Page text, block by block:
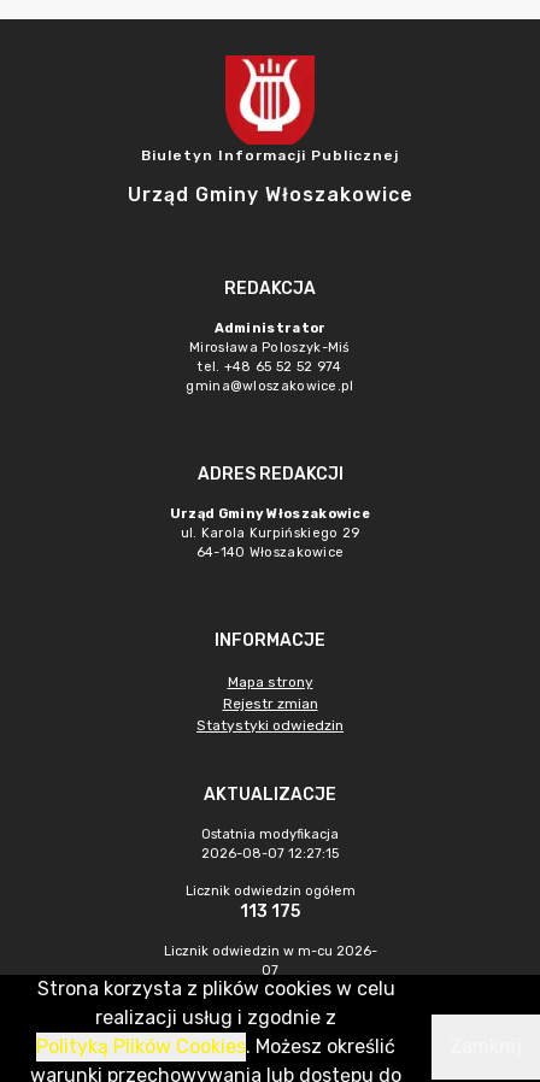
Biuletyn Informacji Publicznej
Urząd Gminy Włoszakowice
REDAKCJA
Administrator
Mirosława Poloszyk-Miś
tel. +48 65 52 52 974
gmina@wloszakowice.pl
ADRES REDAKCJI
Urząd Gminy Włoszakowice
ul. Karola Kurpińskiego 29
64-140 Włoszakowice
INFORMACJE
Mapa strony
Rejestr zmian
Statystyki odwiedzin
AKTUALIZACJE
Ostatnia modyfikacja
2026-08-07 12:27:15
Licznik odwiedzin ogółem
113 175
Licznik odwiedzin w m-cu 2026-
07
505
CMS & Hosting: Nefeni Sp. z o.o.
Strona korzysta z plików cookies w celu
realizacji usług i zgodnie z
Polityką Plików Cookies. Możesz określić
warunki przechowywania lub dostępu do